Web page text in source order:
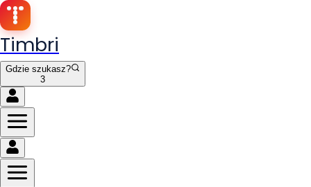
Timbri
Gdzie szukasz?
3